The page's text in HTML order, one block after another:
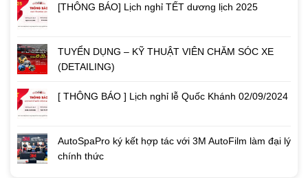
[THÔNG BÁO] Lịch nghỉ TẾT dương lịch 2025
TUYỂN DỤNG – KỸ THUẬT VIÊN CHĂM SÓC XE
(DETAILING)
[ THÔNG BÁO ] Lịch nghỉ lễ Quốc Khánh 02/09/2024
AutoSpaPro ký kết hợp tác với 3M AutoFilm làm đại lý
chính thức